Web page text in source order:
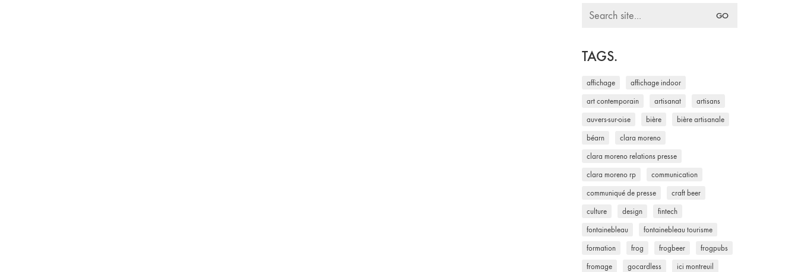
Search
TAGS.
affichage affichage indoor
art contemporain artisanat artisans
auvers-sur-oise bière bière artisanale
béarn clara moreno
clara moreno relations presse
clara moreno rp communication
communiqué de presse craft beer
culture design fintech
fontainebleau fontainebleau tourisme
formation frog frogbeer frogpubs
fromage gocardless ici montreuil